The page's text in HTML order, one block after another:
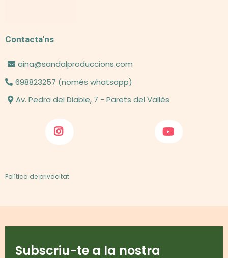
Contacta'ns
aina@sandalproduccions.com
698823257 (només whatsapp)
Av. Pedra del Diable, 7 - Parets del Vallès
Política de privacitat
Subscriu-te a la nostra